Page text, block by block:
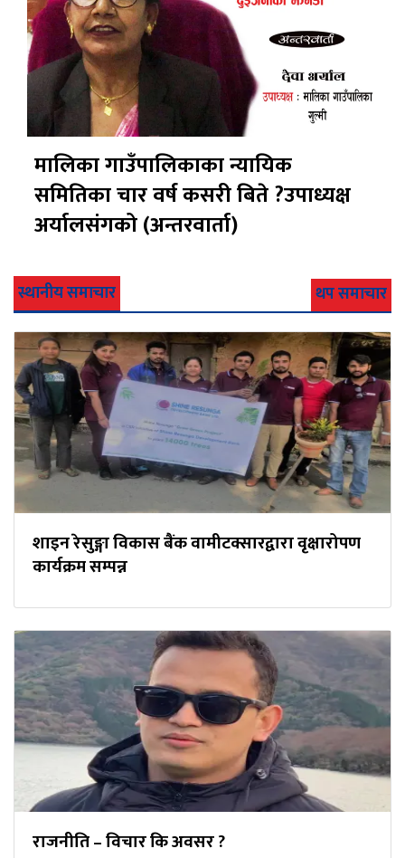
मालिका गाउँपालिकाका न्यायिक
समितिका चार वर्ष कसरी बिते ?उपाध्यक्ष
अर्यालसंंगको (अन्तरवार्ता)
स्थानीय समाचार थप समाचार
शाइन रेसुङ्गा विकास बैंक वामीटक्सारद्वारा वृक्षारोपण
कार्यक्रम सम्पन्न
राजनीति – विचार कि अवसर ?